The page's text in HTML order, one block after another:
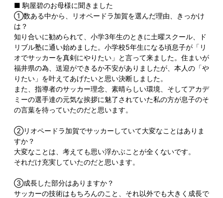
■ 駒屋碧のお母様に聞きました
①数ある中から、リオペードラ加賀を選んだ理由、きっかけ
は？
知り合いに勧められて、小学3年生のときに土曜スクール、ド
リブル塾に通い始めました。小学校5年生になる頃息子が「リ
オでサッカーを真剣にやりたい」と言って来ました。住まいが
福井県の為、送迎ができるか不安がありましたが、本人の「や
りたい」を叶えてあげたいと思い決断しました。
また、指導者のサッカー理念、素晴らしい環境、そしてアカデ
ミーの選手達の元気な挨拶に魅了されていた私の方が息子のそ
の言葉を待っていたのだと思います。
②リオペードラ加賀でサッカーしていて大変なことはありま
すか？
大変なことは、考えても思い浮かぶことが全くないです。
それだけ充実していたのだと思います。
③成長した部分はありますか？
サッカーの技術はもちろんのこと、それ以外でも大きく成長で